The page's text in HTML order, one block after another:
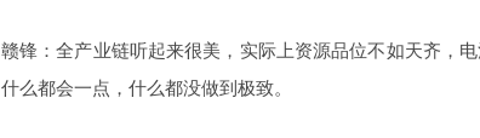
赣锋：全产业链听起来很美，实际上资源品位不如天齐，
什么都会一点，什么都没做到极致。